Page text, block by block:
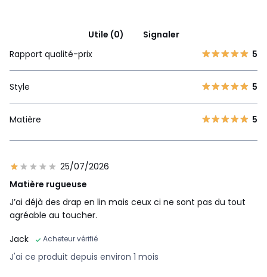
Utile (0)
Signaler
Rapport qualité-prix
5
Style 5
Matière 5
25/07/2026
Matière rugueuse
J’ai déjà des drap en lin mais ceux ci ne sont pas du tout
agréable au toucher.
Jack
Acheteur vérifié
J'ai ce produit depuis environ 1 mois